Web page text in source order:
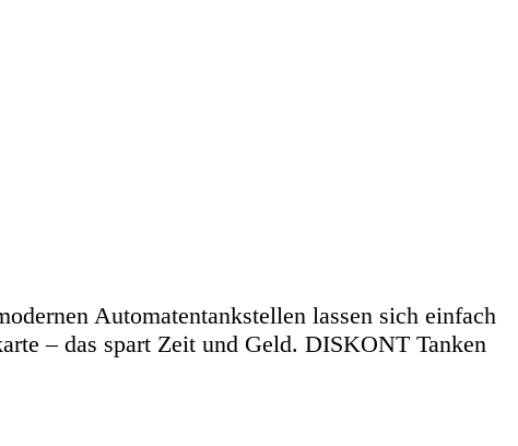
Automatentankstellen lassen sich einfach
– das spart Zeit und Geld. DISKONT Tanken